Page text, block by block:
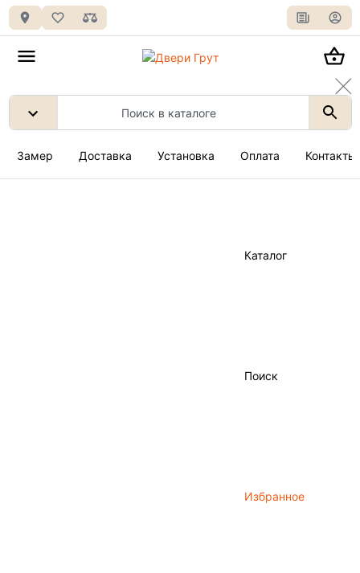
Замер Доставка Установка Оплата Контакты
Каталог
Поиск
Избранное